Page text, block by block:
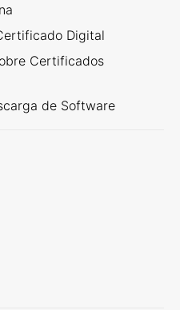
Digital
Certificados
de Software